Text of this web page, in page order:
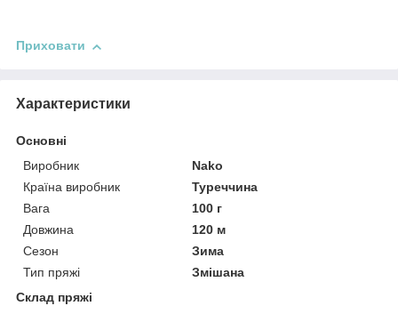
Приховати
Характеристики
Основні
Виробник
Nako
Країна виробник
Туреччина
Вага
100 г
Довжина
120 м
Сезон
Зима
Тип пряжі
Змішана
Склад пряжі